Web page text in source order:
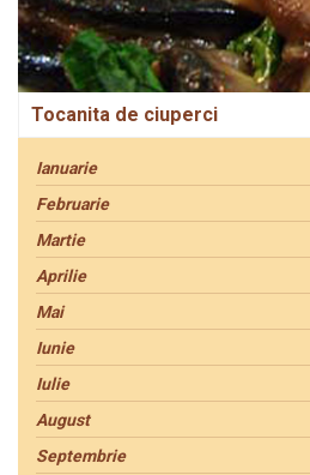
Tocanita de ciuperci
Ianuarie
Februarie
Martie
Aprilie
Mai
Iunie
Iulie
August
Septembrie